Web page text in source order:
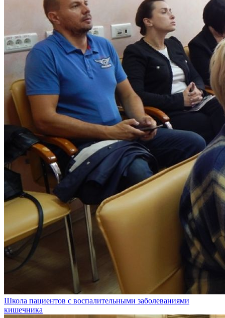
Школа пациентов с воспалительными заболеваниями
кишечника